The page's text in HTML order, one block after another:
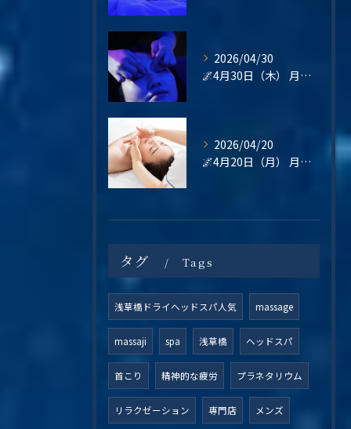
2026/04/30
🌌4月30日（木） 月末の疲れは、“その日のうちに整える”という選択を🌿
2026/04/20
🌌4月20日（月） 月曜日は、“整えてから始める”という選択を🌿
タグ Tags
浅草橋ドライヘッドスパ人気 massage
massaji spa 浅草橋 ヘッドスパ
首こり 精神的な疲労 プラネタリウム
リラクゼーション 専門店 メンズ